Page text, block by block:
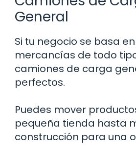
General
Si tu negocio se basa
mercancías de todo
camiones de carga
perfectos.
Puedes mover
pequeña tienda hasta
construcción para una